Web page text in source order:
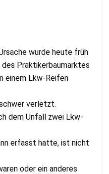
wurde heute früh
Praktikerbaumarktes
einem Lkw-Reifen
verletzt.
dem Unfall zwei Lkw-
erfasst hatte, ist nicht
oder ein anderes